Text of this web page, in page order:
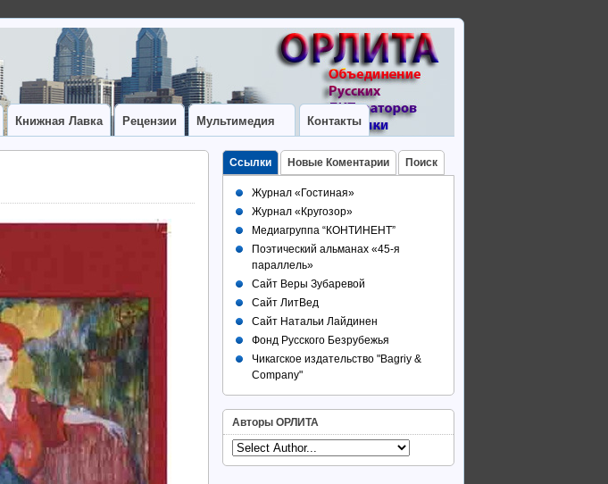
Книжная Лавка Рецензии Мультимедия Контакты
Ссылки Новые Коментарии Поиск
Журнал «Гостиная»
Журнал «Кругозор»
Медиагруппа “КОНТИНЕНТ”
Поэтический альманах «45-я
параллель»
Сайт Веры Зубаревой
Сайт ЛитВед
Сайт Натальи Лайдинен
Фонд Русского Безрубежья
Чикагское издательство "Bagriy &
Company"
Авторы ОРЛИТА